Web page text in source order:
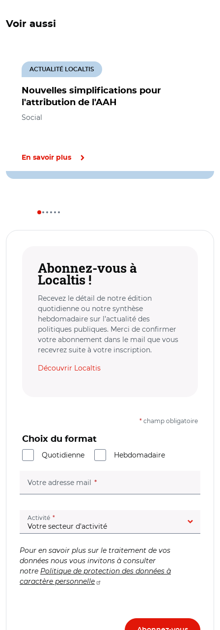
Voir aussi
Nouvelles simplifications pour
l'attribution de l'AAH
ACTUALITÉ LOCALTIS
Social
En savoir plus
Abonnez-vous à
Localtis !
Recevez le détail de notre édition
quotidienne ou notre synthèse
hebdomadaire sur l’actualité des
politiques publiques. Merci de confirmer
votre abonnement dans le mail que vous
recevrez suite à votre inscription.
Découvrir Localtis
* champ obligatoire
Choix du format
Quotidienne
Hebdomadaire
Votre adresse mail (champ obligatoire)
Activité (champ obligatoire)
Pour en savoir plus sur le traitement de vos
données nous vous invitons à consulter
notre Politique de protection des données à
caractère personnelle